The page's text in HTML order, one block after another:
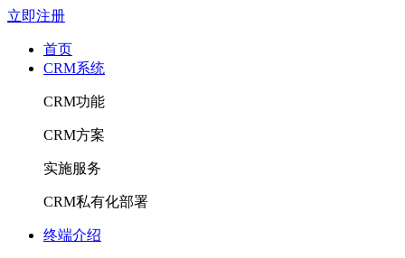
立即注册
首页
CRM系统
CRM功能
CRM方案
实施服务
CRM私有化部署
终端介绍